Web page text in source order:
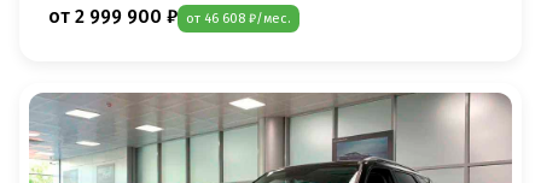
от 2 999 900 ₽ от 46 608 ₽/мес.